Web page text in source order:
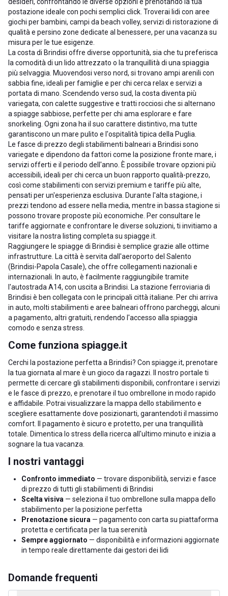
postazione ideale con pochi semplici click. Troverai lidi con aree
giochi per bambini, campi da beach volley, servizi di ristorazione di
qualità e persino zone dedicate al benessere, per una vacanza su
misura per le tue esigenze.
La costa di Brindisi offre diverse opportunità, sia che tu preferisca
la comodità di un lido attrezzato o la tranquillità di una spiaggia
più selvaggia. Muovendosi verso nord, si trovano ampi arenili con
sabbia fine, ideali per famiglie e per chi cerca relax e servizi a
portata di mano. Scendendo verso sud, la costa diventa più
variegata, con calette suggestive e tratti rocciosi che si alternano
a spiagge sabbiose, perfette per chi ama esplorare e fare
snorkeling. Ogni zona ha il suo carattere distintivo, ma tutte
garantiscono un mare pulito e l'ospitalità tipica della Puglia.
Le fasce di prezzo degli stabilimenti balneari a Brindisi sono
variegate e dipendono da fattori come la posizione fronte mare, i
servizi offerti e il periodo dell'anno. È possibile trovare opzioni più
accessibili, ideali per chi cerca un buon rapporto qualità-prezzo,
così come stabilimenti con servizi premium e tariffe più alte,
pensati per un'esperienza esclusiva. Durante l'alta stagione, i
prezzi tendono ad essere nella media, mentre in bassa stagione si
possono trovare proposte più economiche. Per consultare le
tariffe aggiornate e confrontare le diverse soluzioni, ti invitiamo a
visitare la nostra listing completa su spiagge.it.
Raggiungere le spiagge di Brindisi è semplice grazie alle ottime
infrastrutture. La città è servita dall'aeroporto del Salento
(Brindisi-Papola Casale), che offre collegamenti nazionali e
internazionali. In auto, è facilmente raggiungibile tramite
l'autostrada A14, con uscita a Brindisi. La stazione ferroviaria di
Brindisi è ben collegata con le principali città italiane. Per chi arriva
in auto, molti stabilimenti e aree balneari offrono parcheggi, alcuni
a pagamento, altri gratuiti, rendendo l'accesso alla spiaggia
comodo e senza stress.
Come funziona spiagge.it
Cerchi la postazione perfetta a Brindisi? Con spiagge.it, prenotare
la tua giornata al mare è un gioco da ragazzi. Il nostro portale ti
permette di cercare gli stabilimenti disponibili, confrontare i servizi
e le fasce di prezzo, e prenotare il tuo ombrellone in modo rapido
e affidabile. Potrai visualizzare la mappa dello stabilimento e
scegliere esattamente dove posizionarti, garantendoti il massimo
comfort. Il pagamento è sicuro e protetto, per una tranquillità
totale. Dimentica lo stress della ricerca all'ultimo minuto e inizia a
sognare la tua vacanza.
I nostri vantaggi
Confronto immediato — trovare disponibilità, servizi e fasce
di prezzo di tutti gli stabilimenti di Brindisi
Scelta visiva — seleziona il tuo ombrellone sulla mappa dello
stabilimento per la posizione perfetta
Prenotazione sicura — pagamento con carta su piattaforma
protetta e certificata per la tua serenità
Sempre aggiornato — disponibilità e informazioni aggiornate
in tempo reale direttamente dai gestori dei lidi
Domande frequenti